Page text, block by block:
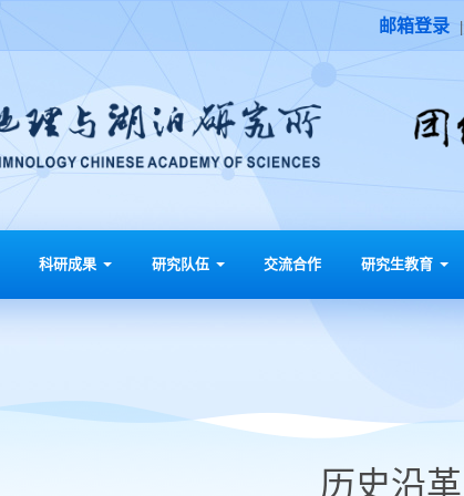
邮箱登录 |
科研成果 研究队伍 交流合作 研究生教育
历史沿革